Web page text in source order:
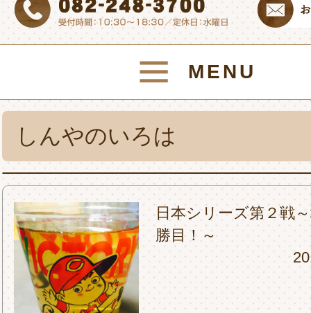
MENU
しんやのいろは
日本シリーズ第２戦
勝目！～